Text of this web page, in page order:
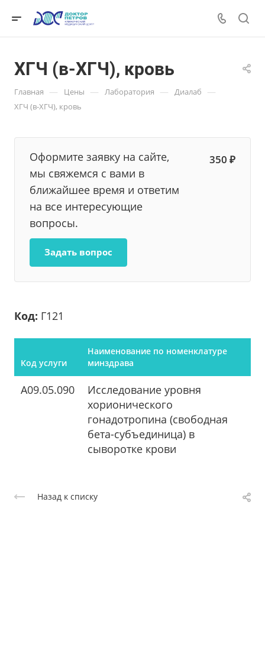
ХГЧ (в-ХГЧ), кровь
Главная — Цены — Лаборатория — Диалаб —
ХГЧ (в-ХГЧ), кровь
Оформите заявку на сайте,
мы свяжемся с вами в
ближайшее время и ответим
на все интересующие
вопросы.
350 ₽
Задать вопрос
Код: Г121
Код услуги
Наименование по номенклатуре
минздрава
A09.05.090
Исследование уровня
хорионического
гонадотропина (свободная
бета-субъединица) в
сыворотке крови
Назад к списку